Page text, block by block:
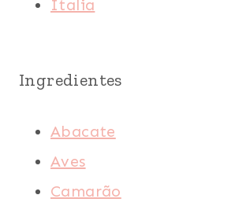
Italia
Ingredientes
Abacate
Aves
Camarão